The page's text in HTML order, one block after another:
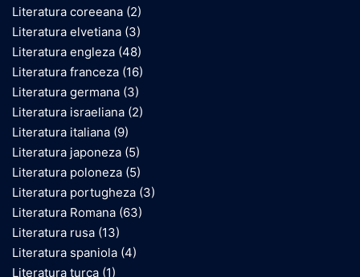
Literatura coreeana (2)
Literatura elvetiana (3)
Literatura engleza (48)
Literatura franceza (16)
Literatura germana (3)
Literatura israeliana (2)
Literatura italiana (9)
Literatura japoneza (5)
Literatura poloneza (5)
Literatura portugheza (3)
Literatura Romana (63)
Literatura rusa (13)
Literatura spaniola (4)
Literatura turca (1)